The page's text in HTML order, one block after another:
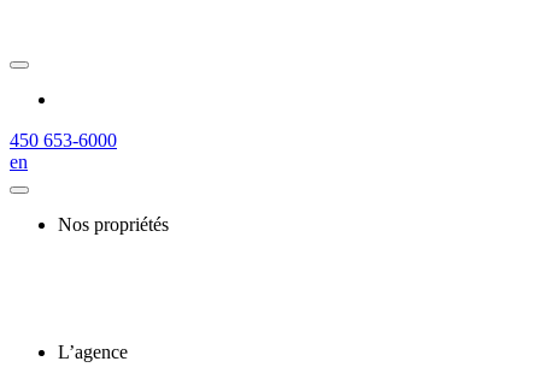
450 653-6000
en
Nos propriétés
L’agence